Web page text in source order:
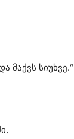
მაქვს სიუხვე.“